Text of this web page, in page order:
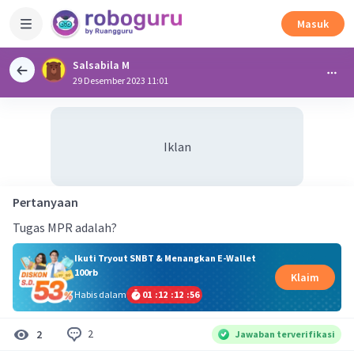
Masuk
Salsabila M
29 Desember 2023 11:01
Iklan
Pertanyaan
Tugas MPR adalah?
Ikuti Tryout SNBT & Menangkan E-Wallet
100rb
Habis dalam
01 :12 :12 :55
Klaim
2 2 Jawaban terverifikasi